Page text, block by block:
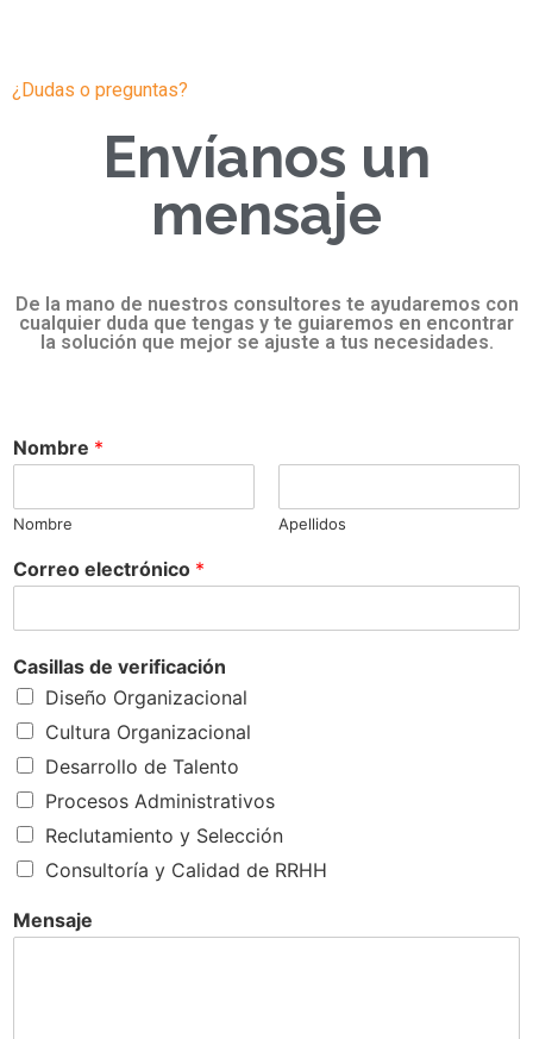
¿Dudas o preguntas?
Envíanos un
mensaje
De la mano de nuestros consultores te ayudaremos con
cualquier duda que tengas y te guiaremos en encontrar
la solución que mejor se ajuste a tus necesidades.
Nombre *
Nombre Apellidos
Correo electrónico *
Casillas de verificación
Diseño Organizacional
Cultura Organizacional
Desarrollo de Talento
Procesos Administrativos
Reclutamiento y Selección
Consultoría y Calidad de RRHH
Mensaje